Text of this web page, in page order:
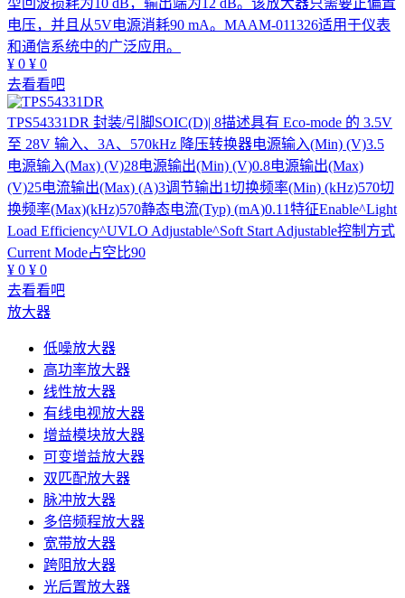
型回波损耗为10 dB，输出端为12 dB。该放大器只需要正偏置
电压，并且从5V电源消耗90 mA。MAAM-011326适用于仪表
和通信系统中的广泛应用。
¥ 0 ¥ 0
去看看吧
TPS54331DR 封装/引脚SOIC(D)| 8描述具有 Eco-mode 的 3.5V
至 28V 输入、3A、570kHz 降压转换器电源输入(Min) (V)3.5
电源输入(Max) (V)28电源输出(Min) (V)0.8电源输出(Max)
(V)25电流输出(Max) (A)3调节输出1切换频率(Min) (kHz)570切
换频率(Max)(kHz)570静态电流(Typ) (mA)0.11特征Enable^Light
Load Efficiency^UVLO Adjustable^Soft Start Adjustable控制方式
Current Mode占空比90
¥ 0 ¥ 0
去看看吧
放大器
低噪放大器
高功率放大器
线性放大器
有线电视放大器
增益模块放大器
可变增益放大器
双匹配放大器
脉冲放大器
多倍频程放大器
宽带放大器
跨阻放大器
光后置放大器